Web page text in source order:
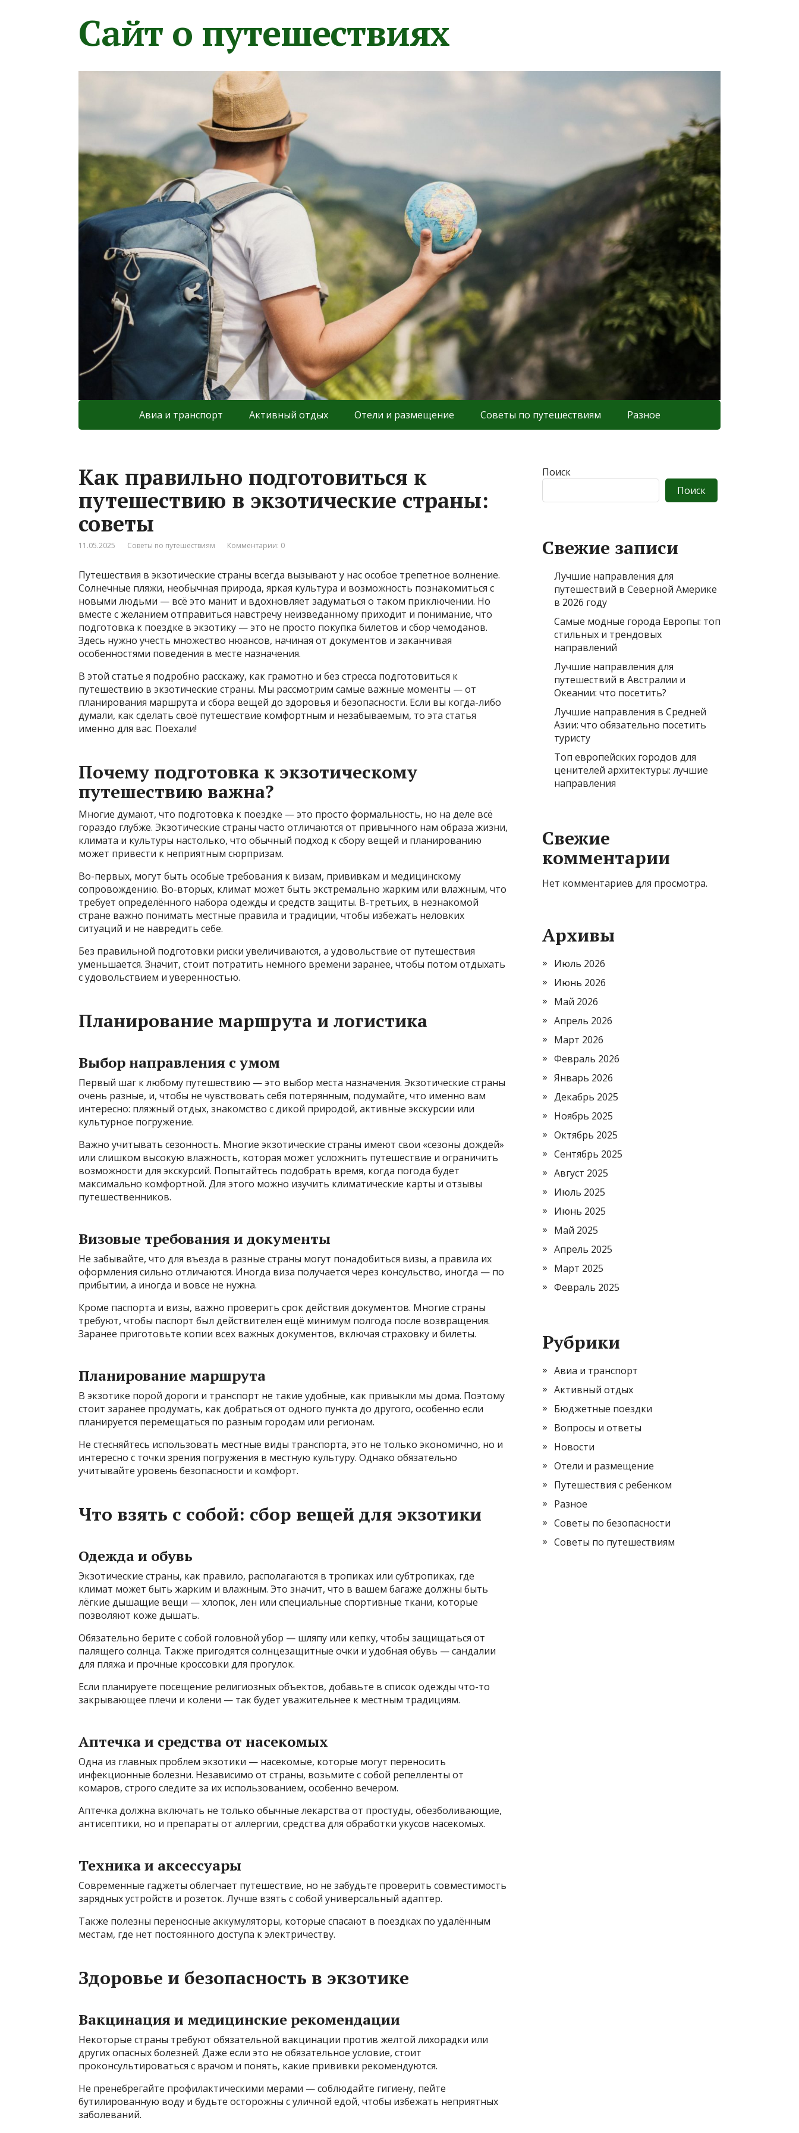
Сайт о путешествиях
Авиа и транспорт Активный отдых Отели и размещение Советы по путешествиям Разное
Как правильно подготовиться к
путешествию в экзотические страны:
советы
11.05.2025 Советы по путешествиям Комментарии: 0
Путешествия в экзотические страны всегда вызывают у нас особое трепетное волнение.
Солнечные пляжи, необычная природа, яркая культура и возможность познакомиться с
новыми людьми — всё это манит и вдохновляет задуматься о таком приключении. Но
вместе с желанием отправиться навстречу неизведанному приходит и понимание, что
подготовка к поездке в экзотику — это не просто покупка билетов и сбор чемоданов.
Здесь нужно учесть множество нюансов, начиная от документов и заканчивая
особенностями поведения в месте назначения.
В этой статье я подробно расскажу, как грамотно и без стресса подготовиться к
путешествию в экзотические страны. Мы рассмотрим самые важные моменты — от
планирования маршрута и сбора вещей до здоровья и безопасности. Если вы когда-либо
думали, как сделать своё путешествие комфортным и незабываемым, то эта статья
именно для вас. Поехали!
Почему подготовка к экзотическому
путешествию важна?
Многие думают, что подготовка к поездке — это просто формальность, но на деле всё
гораздо глубже. Экзотические страны часто отличаются от привычного нам образа жизни,
климата и культуры настолько, что обычный подход к сбору вещей и планированию
может привести к неприятным сюрпризам.
Во-первых, могут быть особые требования к визам, прививкам и медицинскому
сопровождению. Во-вторых, климат может быть экстремально жарким или влажным, что
требует определённого набора одежды и средств защиты. В-третьих, в незнакомой
стране важно понимать местные правила и традиции, чтобы избежать неловких
ситуаций и не навредить себе.
Без правильной подготовки риски увеличиваются, а удовольствие от путешествия
уменьшается. Значит, стоит потратить немного времени заранее, чтобы потом отдыхать
с удовольствием и уверенностью.
Планирование маршрута и логистика
Выбор направления с умом
Первый шаг к любому путешествию — это выбор места назначения. Экзотические страны
очень разные, и, чтобы не чувствовать себя потерянным, подумайте, что именно вам
интересно: пляжный отдых, знакомство с дикой природой, активные экскурсии или
культурное погружение.
Важно учитывать сезонность. Многие экзотические страны имеют свои «сезоны дождей»
или слишком высокую влажность, которая может усложнить путешествие и ограничить
возможности для экскурсий. Попытайтесь подобрать время, когда погода будет
максимально комфортной. Для этого можно изучить климатические карты и отзывы
путешественников.
Визовые требования и документы
Не забывайте, что для въезда в разные страны могут понадобиться визы, а правила их
оформления сильно отличаются. Иногда виза получается через консульство, иногда — по
прибытии, а иногда и вовсе не нужна.
Кроме паспорта и визы, важно проверить срок действия документов. Многие страны
требуют, чтобы паспорт был действителен ещё минимум полгода после возвращения.
Заранее приготовьте копии всех важных документов, включая страховку и билеты.
Планирование маршрута
В экзотике порой дороги и транспорт не такие удобные, как привыкли мы дома. Поэтому
стоит заранее продумать, как добраться от одного пункта до другого, особенно если
планируется перемещаться по разным городам или регионам.
Не стесняйтесь использовать местные виды транспорта, это не только экономично, но и
интересно с точки зрения погружения в местную культуру. Однако обязательно
учитывайте уровень безопасности и комфорт.
Что взять с собой: сбор вещей для экзотики
Одежда и обувь
Экзотические страны, как правило, располагаются в тропиках или субтропиках, где
климат может быть жарким и влажным. Это значит, что в вашем багаже должны быть
лёгкие дышащие вещи — хлопок, лен или специальные спортивные ткани, которые
позволяют коже дышать.
Обязательно берите с собой головной убор — шляпу или кепку, чтобы защищаться от
палящего солнца. Также пригодятся солнцезащитные очки и удобная обувь — сандалии
для пляжа и прочные кроссовки для прогулок.
Если планируете посещение религиозных объектов, добавьте в список одежды что-то
закрывающее плечи и колени — так будет уважительнее к местным традициям.
Аптечка и средства от насекомых
Одна из главных проблем экзотики — насекомые, которые могут переносить
инфекционные болезни. Независимо от страны, возьмите с собой репелленты от
комаров, строго следите за их использованием, особенно вечером.
Аптечка должна включать не только обычные лекарства от простуды, обезболивающие,
антисептики, но и препараты от аллергии, средства для обработки укусов насекомых.
Техника и аксессуары
Современные гаджеты облегчает путешествие, но не забудьте проверить совместимость
зарядных устройств и розеток. Лучше взять с собой универсальный адаптер.
Также полезны переносные аккумуляторы, которые спасают в поездках по удалённым
местам, где нет постоянного доступа к электричеству.
Здоровье и безопасность в экзотике
Вакцинация и медицинские рекомендации
Некоторые страны требуют обязательной вакцинации против желтой лихорадки или
других опасных болезней. Даже если это не обязательное условие, стоит
проконсультироваться с врачом и понять, какие прививки рекомендуются.
Не пренебрегайте профилактическими мерами — соблюдайте гигиену, пейте
бутилированную воду и будьте осторожны с уличной едой, чтобы избежать неприятных
заболеваний.
Поиск
Поиск
Свежие записи
Лучшие направления для
путешествий в Северной Америке
в 2026 году
Самые модные города Европы: топ
стильных и трендовых
направлений
Лучшие направления для
путешествий в Австралии и
Океании: что посетить?
Лучшие направления в Средней
Азии: что обязательно посетить
туристу
Топ европейских городов для
ценителей архитектуры: лучшие
направления
Свежие
комментарии
Нет комментариев для просмотра.
Архивы
Июль 2026
Июнь 2026
Май 2026
Апрель 2026
Март 2026
Февраль 2026
Январь 2026
Декабрь 2025
Ноябрь 2025
Октябрь 2025
Сентябрь 2025
Август 2025
Июль 2025
Июнь 2025
Май 2025
Апрель 2025
Март 2025
Февраль 2025
Рубрики
Авиа и транспорт
Активный отдых
Бюджетные поездки
Вопросы и ответы
Новости
Отели и размещение
Путешествия с ребенком
Разное
Советы по безопасности
Советы по путешествиям